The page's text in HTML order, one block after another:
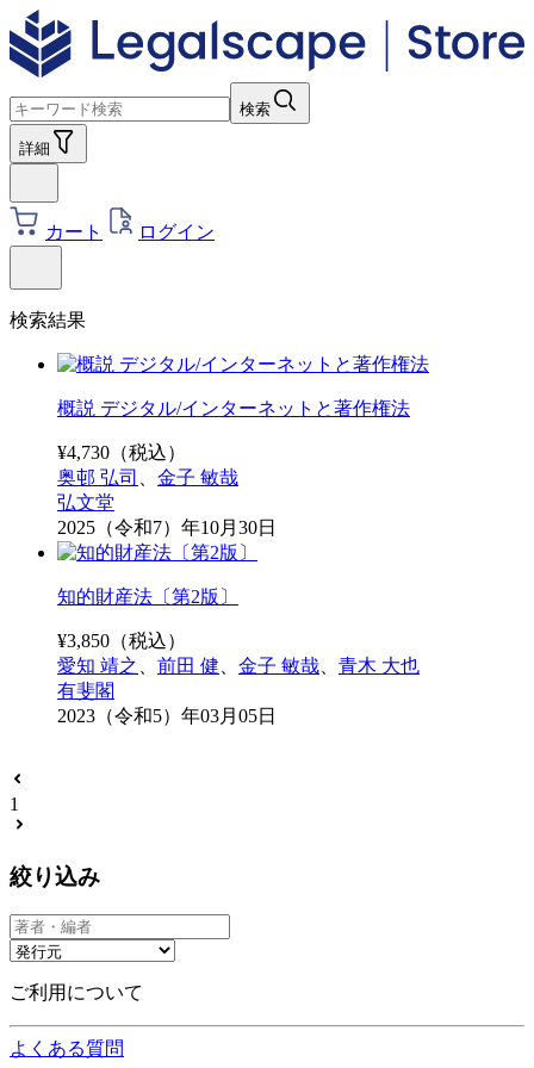
検索
詳細
カート ログイン
検索結果
概説 デジタル/インターネットと著作権法
¥4,730 （税込）
奥邨 弘司
金子 敏哉
弘文堂
2025（令和7）年10月30日
知的財産法〔第2版〕
¥3,850 （税込）
愛知 靖之
前田 健 金子 敏哉
青木 大也
有斐閣
2023（令和5）年03月05日
1
絞り込み
ご利用について
よくある質問